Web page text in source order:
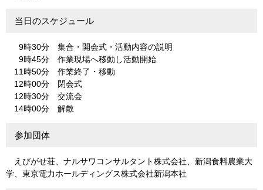
当日のスケジュール
9時30分 集合・開会式・活動内容の説明
9時45分 作業現場へ移動し活動開始
11時50分 作業終了・移動
12時00分 閉会式
12時30分 交流会
14時00分 解散
参加団体
えびがせ荘、ナルサワコンサルタント株式会社、新潟食料農業大
学、東京電力ホールディングス株式会社新潟本社